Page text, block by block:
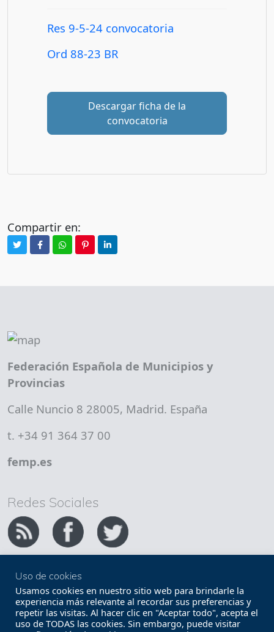
Res 9-5-24 convocatoria
Ord 88-23 BR
Descargar ficha de la
convocatoria
Compartir en:
Federación Española de Municipios y
Provincias
Calle Nuncio 8 28005, Madrid. España
t. +34 91 364 37 00
femp.es
Redes Sociales
Copyright FEMP
Accesibilidad
Términos legales
Política de privacidad
Uso de cookies
Usamos cookies en nuestro sitio web para brindarle la
experiencia más relevante al recordar sus preferencias y
repetir las visitas. Al hacer clic en "Aceptar todo", acepta el
uso de TODAS las cookies. Sin embargo, puede visitar